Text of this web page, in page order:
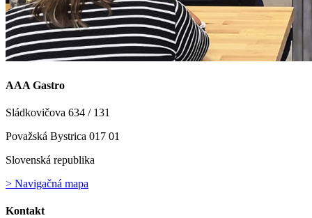
AAA Gastro
Sládkovičova 634 / 131
Považská Bystrica 017 01
Slovenská republika
> Navigačná mapa
Kontakt